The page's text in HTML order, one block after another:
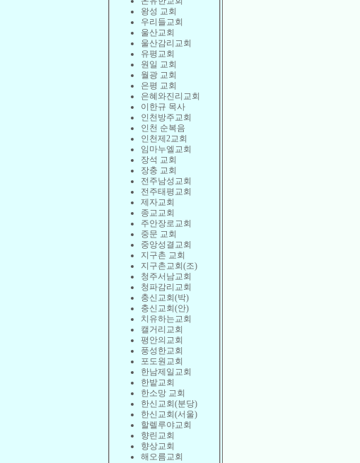
왕성 교회
우리들교회
울산교회
울산감리교회
유평교회
원일 교회
월광 교회
은평 교회
은혜와진리교회
이한규 목사
인천방주교회
인천 순복음
인천제2교회
임마누엘교회
장석 교회
장충 교회
전주남성교회
전주태평교회
제자교회
종교교회
주안장로교회
중문 교회
중앙성결교회
지구촌 교회
지구촌교회(조)
청주서남교회
청파감리교회
충신교회(박)
충신교회(안)
치유하는교회
캘거리교회
평안의교회
풍성한교회
포도원교회
한남제일교회
한밭교회
한소망 교회
한신교회(분당)
한신교회(서울)
할렐루야교회
향린교회
향상교회
해오름교회